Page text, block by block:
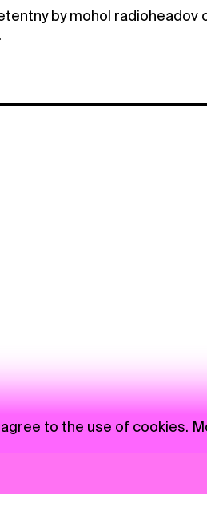
by mohol radioheadov
to the use of cookies.